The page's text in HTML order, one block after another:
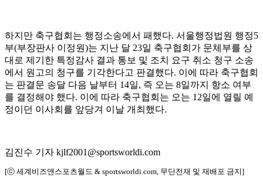
하지만 축구협회는 행정소송에서 패했다. 서울행정법원 행정5
부(부장판사 이정원)는 지난 달 23일 축구협회가 문체부를 상
대로 제기한 특정감사 결과 통보 및 조치 요구 취소 청구 소송
에서 원고의 청구를 기각한다고 판결했다. 이에 따라 축구협회
는 판결문 송달 다음 날부터 14일, 즉 오는 8일까지 항소 여부
를 결정해야 했다. 이에 따라 축구협회는 오는 12일에 열릴 예
정이던 이사회를 앞당겨 이날 개최했다.
김진수 기자 kjlf2001@sportsworldi.com
[ⓒ 세계비즈앤스포츠월드 & sportsworldi.com, 무단전재 및 재배포 금지]